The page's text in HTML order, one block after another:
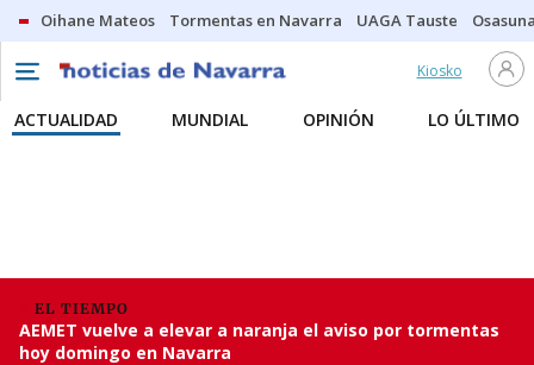
Oihane Mateos Tormentas en Navarra UAGA Tauste
Kiosko
ACTUALIDAD MUNDIAL OPINIÓN LO ÚLTIMO
EL TIEMPO
AEMET vuelve a elevar a naranja el aviso por tormentas
hoy domingo en Navarra